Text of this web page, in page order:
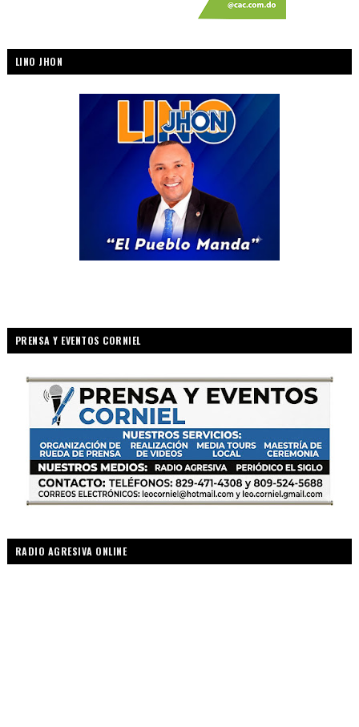
LINO JHON
PRENSA Y EVENTOS CORNIEL
RADIO AGRESIVA ONLINE